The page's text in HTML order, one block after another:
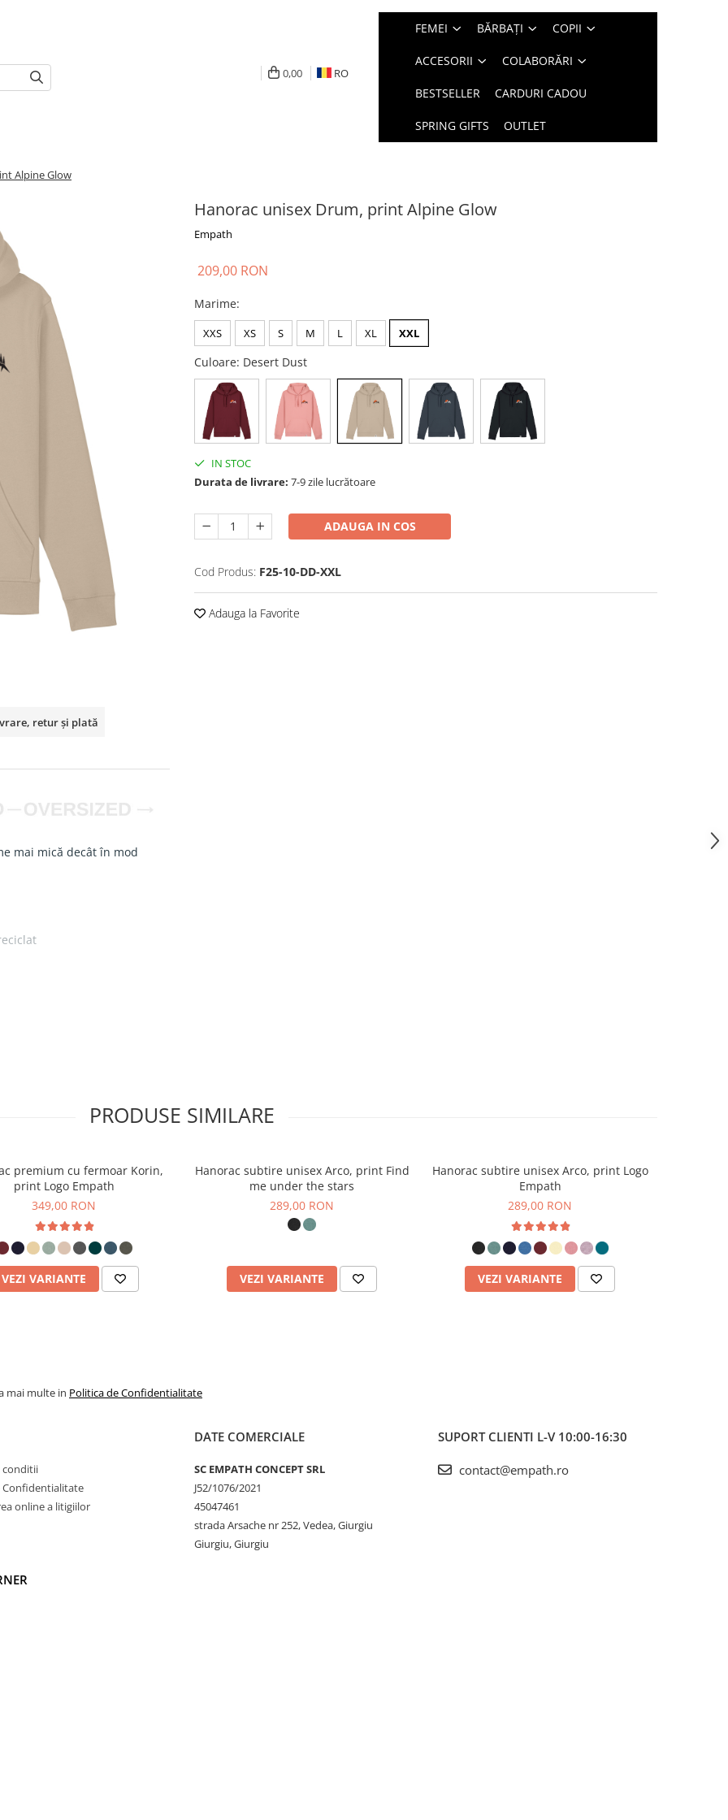
0,00 RO
FEMEI BĂRBAȚI COPII
ACCESORII COLABORĂRI
BESTSELLER CARDURI CADOU
SPRING GIFTS OUTLET
Alpine Glow
Hanorac unisex Drum, print Alpine Glow
Empath
209,00 RON
Marime:
XXS XS S M L XL XXL
Culoare: Desert Dust
IN STOC
Durata de livrare: 7-9 zile lucrătoare
ADAUGA IN COS
Cod Produs: F25-10-DD-XXL
Adauga la Favorite
retur și plată
mai mică decât în mod
pentru a crea
două efecte principale:
să se desprindă
structura compactă a french
mai ales dacă sunt
dacă nu au fost spălate
stabil.
hanorac este extrem de
Materialul moale și
să respire și asigurând
l în alegerea
PRODUSE SIMILARE
premium cu fermoar Korin,
print Logo Empath
349,00 RON
VEZI VARIANTE
Hanorac subtire unisex Arco, print Find
me under the stars
289,00 RON
VEZI VARIANTE
Hanorac subtire unisex Arco, print Logo
Empath
289,00 RON
VEZI VARIANTE
mai multe in Politica de Confidentialitate
conditii
Confidentialitate
online a litigiilor
DATE COMERCIALE
SC EMPATH CONCEPT SRL
J52/1076/2021
45047461
strada Arsache nr 252, Vedea, Giurgiu
Giurgiu, Giurgiu
SUPORT CLIENTI L-V 10:00-16:30
contact@empath.ro